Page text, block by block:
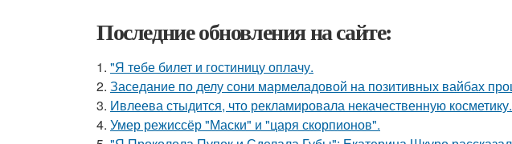
Последние обновления на сайте:
1. "Я тебе билет и гостиницу оплачу.
2. Заседание по делу сони мармеладовой на позитивных вайбах
3. Ивлеева стыдится, что рекламировала некачественную косметику.
4. Умер режиссёр "Маски" и "царя скорпионов".